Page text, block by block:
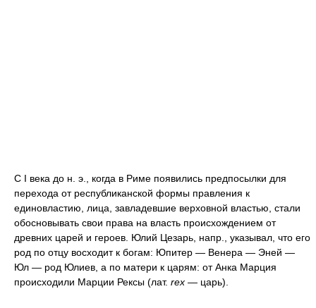
С I века до н. э., когда в Риме появились предпосылки для
перехода от республиканской формы правления к
единовластию, лица, завладевшие верховной властью, стали
обосновывать свои права на власть происхождением от
древних царей и героев. Юлий Цезарь, напр., указывал, что его
род по отцу восходит к богам: Юпитер — Венера — Эней —
Юл — род Юлиев, а по матери к царям: от Анка Марция
происходили Марции Рексы (лат. rex — царь).